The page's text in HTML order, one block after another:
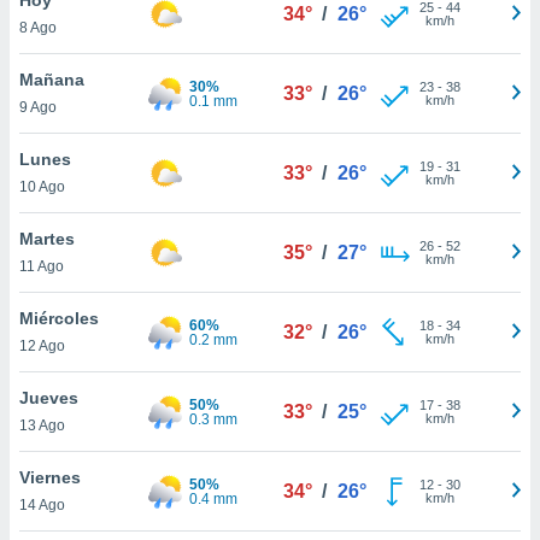
en
más
nuestra
de
cookies
aceptar
8 Ago
34° / 26° 25- 44
km/h
Mañana
9 Ago
30%
0.1 mm
33° / 26° 23- 38
km/h
Lunes
10 Ago
33° / 26° 19- 31
km/h
Martes
11 Ago
35° / 27° 26- 52
km/h
Miércoles
12 Ago
60%
0.2 mm
32° / 26° 18- 34
km/h
Jueves
13 Ago
50%
0.3 mm
33° / 25° 17- 38
km/h
Viernes
14 Ago
50%
0.4 mm
34° / 26° 12- 30
km/h